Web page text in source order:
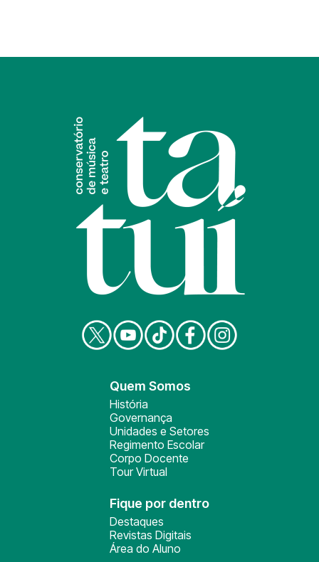
Quem Somos
História
Governança
Unidades e Setores
Regimento Escolar
Corpo Docente
Tour Virtual
Fique por dentro
Destaques
Revistas Digitais
Área do Aluno